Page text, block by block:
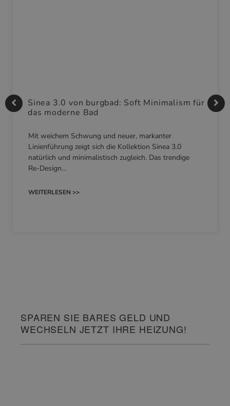
Sinea 3.0 von burgbad: Soft Minimalism für
das moderne Bad
Mit weichem Schwung und neuer, markanter
Linienführung zeigt sich die Kollektion Sinea 3.0
natürlich und minimalistisch zugleich. Das trendige
Re-Design…
WEITERLESEN >>
SPAREN SIE BARES GELD UND
WECHSELN JETZT IHRE HEIZUNG!